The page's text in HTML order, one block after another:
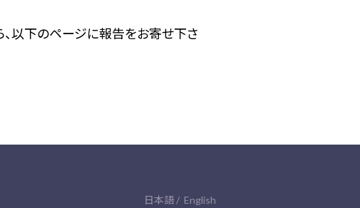
以下のページに報告をお寄せ下さ
日本語 English